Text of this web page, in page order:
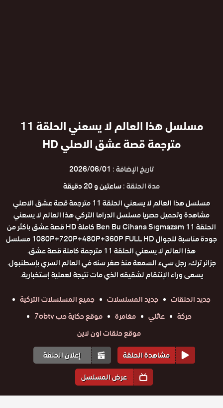
مسلسل هذا العالم لا يسعني الحلقة 11
مترجمة قصة عشق الاصلي HD
تاريخ الإضافة : 2026/06/01
مدة الحلقة :ساعتين و 20 دقيقة
مسلسل هذا العالم لا يسعني الحلقة 11 مترجمة قصة عشق الاصلي
مشاهدة وتحميل حصريا مسلسل الدراما التركي هذا العالم لا يسعني
الحلقة 11 Ben Bu Cihana Sıgmazam كاملة HD قصة عشق باكثر من
جودة مناسبة للجوال 1080P+720P+480P+360P FULL HD مسلسل
هذا العالم لا يسعني الحلقة 11 مترجمة كاملة قصة عشق.
جزائر ترك، رجل سيء السمعة منذ صغر سنه في العالم السري بإسطنبول.
يسعى وراء الإنتقام لشقيقه الذي مات نتيجة لعملية إستخبارية.
جديد الحلقات
جديد المسلسلات
جميع المسلسلات التركية
حركة
عائلي مغامرة
موقع حكاية حب 7obtv
موقع حلقات اون لاين
مشاهدة الحلقة
إعلان الحلقة
عرض المسلسل